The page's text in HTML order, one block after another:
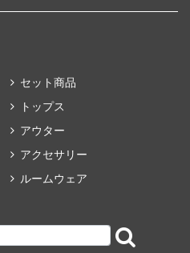
セット商品
トップス
アウター
アクセサリー
ルームウェア